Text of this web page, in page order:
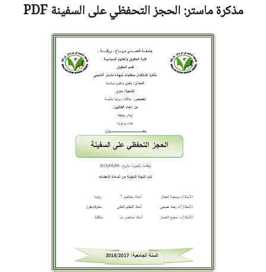
مذكرة ماستر:الحجز التحفظي على السفينة PDF